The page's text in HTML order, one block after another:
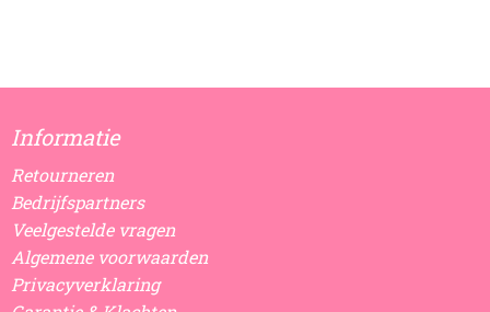
Informatie
Retourneren
Bedrijfspartners
Veelgestelde vragen
Algemene voorwaarden
Privacyverklaring